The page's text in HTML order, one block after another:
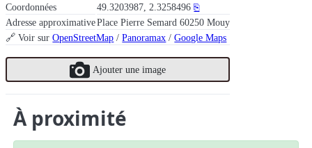
Coordonnées
49.3203987, 2.3258496 ⎘
Adresse approximativePlace Pierre Semard 60250 Mouy
🔗 Voir surOpenStreetMap /Panoramax /Google Maps
Ajouter une image
À proximité